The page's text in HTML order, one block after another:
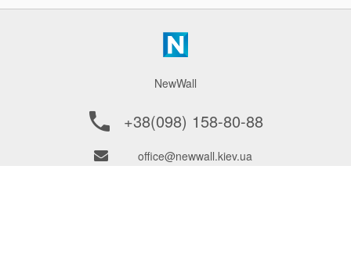
NewWall
+38(098) 158-80-88
office@newwall.kiev.ua